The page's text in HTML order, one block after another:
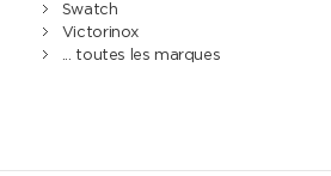
Swatch
Victorinox
... toutes les marques